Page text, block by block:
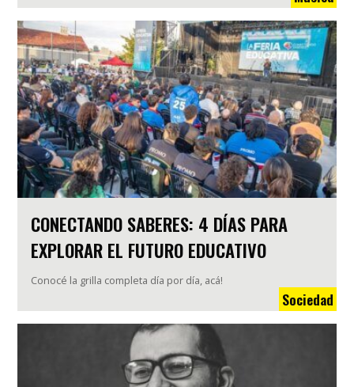
CONECTANDO SABERES: 4 DÍAS PARA
EXPLORAR EL FUTURO EDUCATIVO
Conocé la grilla completa día por día, acá!
Sociedad